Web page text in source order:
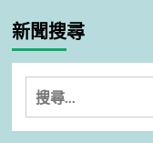
新聞搜尋
搜
尋
關